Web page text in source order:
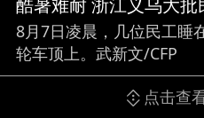
8月7日凌晨，几位民工睡
轮车顶上。武新文/CFP
点击查